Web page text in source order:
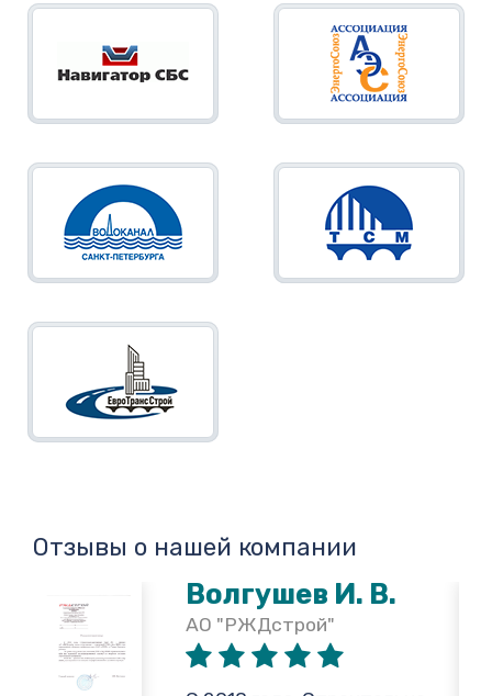
Отзывы о нашей компании
Волгушев И. В.
АО "РЖДстрой"